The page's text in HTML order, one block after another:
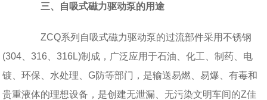
三、自吸式磁力驱动泵的用途
ZCQ系列自吸式磁力驱动泵的过流部件采用不锈钢
(304、316、316L)制成，广泛应用于石油、化工、制药、电
镀、环保、水处理、G防等部门，是输送易燃、易爆、有毒和
贵重液体的理想设备，是创建无泄漏、无污染文明车间的Z佳